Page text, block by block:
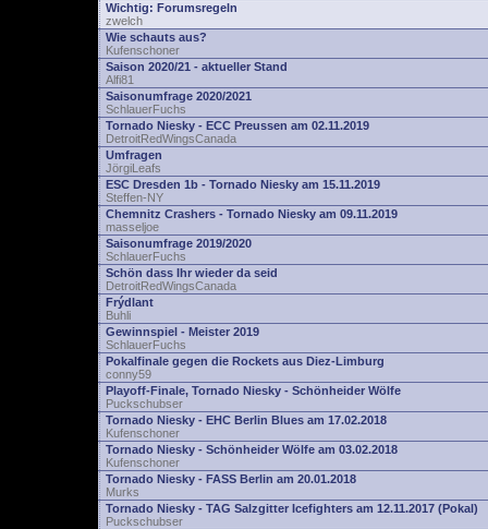
Wichtig: Forumsregeln
zwelch
Wie schauts aus?
Kufenschoner
Saison 2020/21 - aktueller Stand
Alfi81
Saisonumfrage 2020/2021
SchlauerFuchs
Tornado Niesky - ECC Preussen am 02.11.2019
DetroitRedWingsCanada
Umfragen
JörgiLeafs
ESC Dresden 1b - Tornado Niesky am 15.11.2019
Steffen-NY
Chemnitz Crashers - Tornado Niesky am 09.11.2019
masseljoe
Saisonumfrage 2019/2020
SchlauerFuchs
Schön dass Ihr wieder da seid
DetroitRedWingsCanada
Frýdlant
Buhli
Gewinnspiel - Meister 2019
SchlauerFuchs
Pokalfinale gegen die Rockets aus Diez-Limburg
conny59
Playoff-Finale, Tornado Niesky - Schönheider Wölfe
Puckschubser
Tornado Niesky - EHC Berlin Blues am 17.02.2018
Kufenschoner
Tornado Niesky - Schönheider Wölfe am 03.02.2018
Kufenschoner
Tornado Niesky - FASS Berlin am 20.01.2018
Murks
Tornado Niesky - TAG Salzgitter Icefighters am 12.11.2017 (Pokal)
Puckschubser